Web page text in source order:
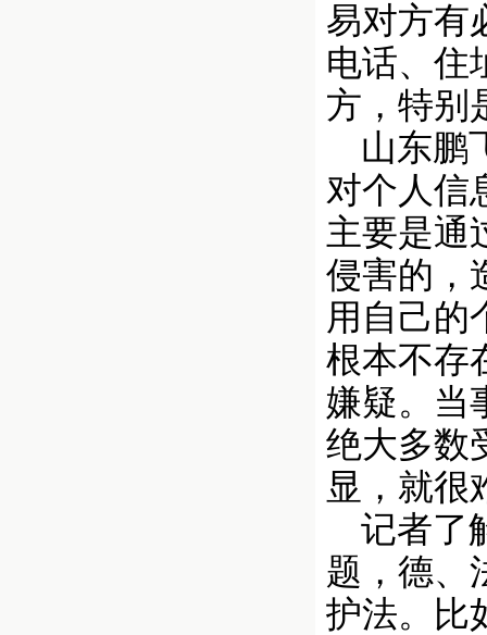
易对方有
电话、住
方，特别
山东鹏
对个人信
主要是通
侵害的，
用自己的
根本不存
嫌疑。当
绝大多数
显，就很
记者了
题，德、
护法。比